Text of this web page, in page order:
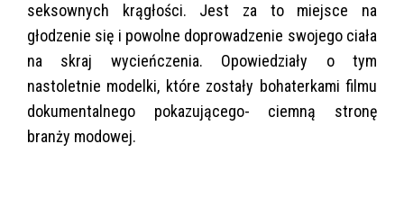
seksownych krągłości. Jest za to miejsce na
głodzenie się i powolne doprowadzenie swojego ciała
na skraj wycieńczenia. Opowiedziały o tym
nastoletnie modelki, które zostały bohaterkami filmu
dokumentalnego pokazującego- ciemną stronę
branży modowej.